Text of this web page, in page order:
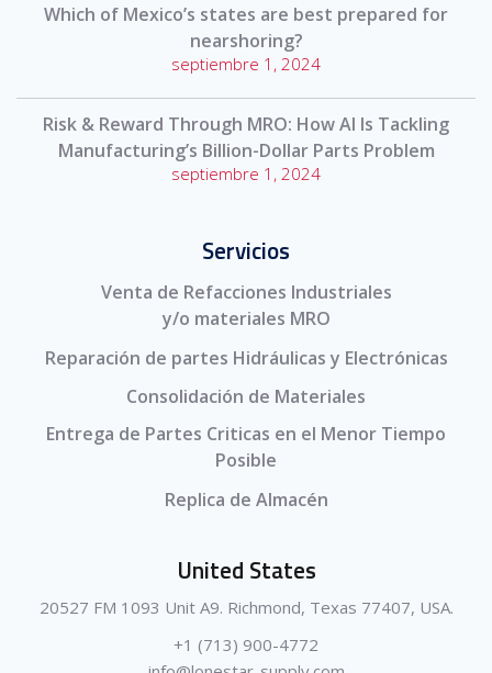
Which of Mexico’s states are best prepared for
nearshoring?
septiembre 1, 2024
Risk & Reward Through MRO: How AI Is Tackling
Manufacturing’s Billion-Dollar Parts Problem
septiembre 1, 2024
Servicios
Venta de Refacciones Industriales
y/o materiales MRO
Reparación de partes Hidráulicas y Electrónicas
Consolidación de Materiales
Entrega de Partes Criticas en el Menor Tiempo
Posible
Replica de Almacén
United States
20527 FM 1093 Unit A9. Richmond, Texas 77407, USA.
+1 (713) 900-4772